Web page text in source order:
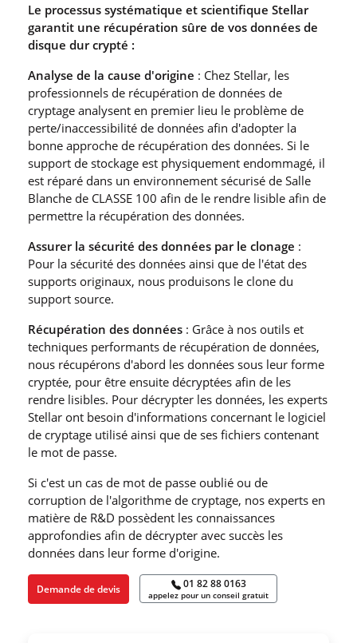
Le processus systématique et scientifique Stellar
garantit une récupération sûre de vos données de
disque dur crypté :
Analyse de la cause d′origine : Chez Stellar, les
professionnels de récupération de données de
cryptage analysent en premier lieu le problème de
perte/inaccessibilité de données afin d′adopter la
bonne approche de récupération des données. Si le
support de stockage est physiquement endommagé, il
est réparé dans un environnement sécurisé de Salle
Blanche de CLASSE 100 afin de le rendre lisible afin de
permettre la récupération des données.
Assurer la sécurité des données par le clonage :
Pour la sécurité des données ainsi que de l′état des
supports originaux, nous produisons le clone du
support source.
Récupération des données : Grâce à nos outils et
techniques performants de récupération de données,
nous récupérons d′abord les données sous leur forme
cryptée, pour être ensuite décryptées afin de les
rendre lisibles. Pour décrypter les données, les experts
Stellar ont besoin d′informations concernant le logiciel
de cryptage utilisé ainsi que de ses fichiers contenant
le mot de passe.
Si c′est un cas de mot de passe oublié ou de
corruption de l′algorithme de cryptage, nos experts en
matière de R&D possèdent les connaissances
approfondies afin de décrypter avec succès les
données dans leur forme d′origine.
Demande de devis 01 82 88 0163
appelez pour un conseil gratuit